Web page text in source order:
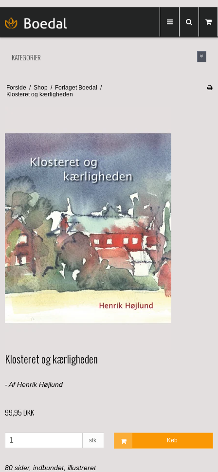
KATEGORIER
Forside / Shop / Forlaget Boedal
/
Klosteret og kærligheden
Klosteret og kærligheden
- Af Henrik Højlund
99,95 DKK
stk. Køb
80 sider, indbundet, illustreret